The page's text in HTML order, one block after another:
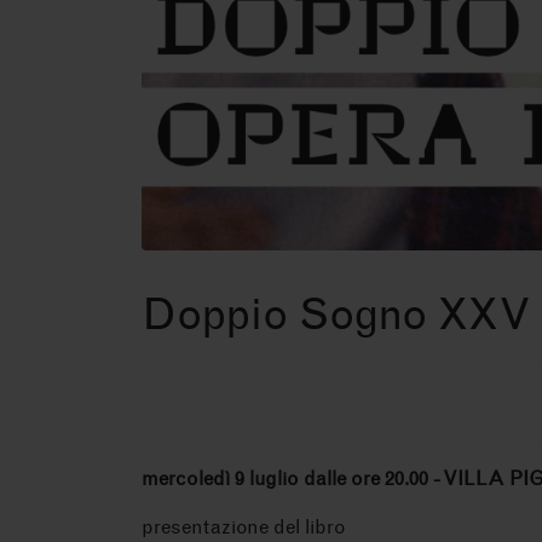
Doppio Sogno
mercoledì 9 luglio dalle ore 20.00 - VILLA
presentazione del libro